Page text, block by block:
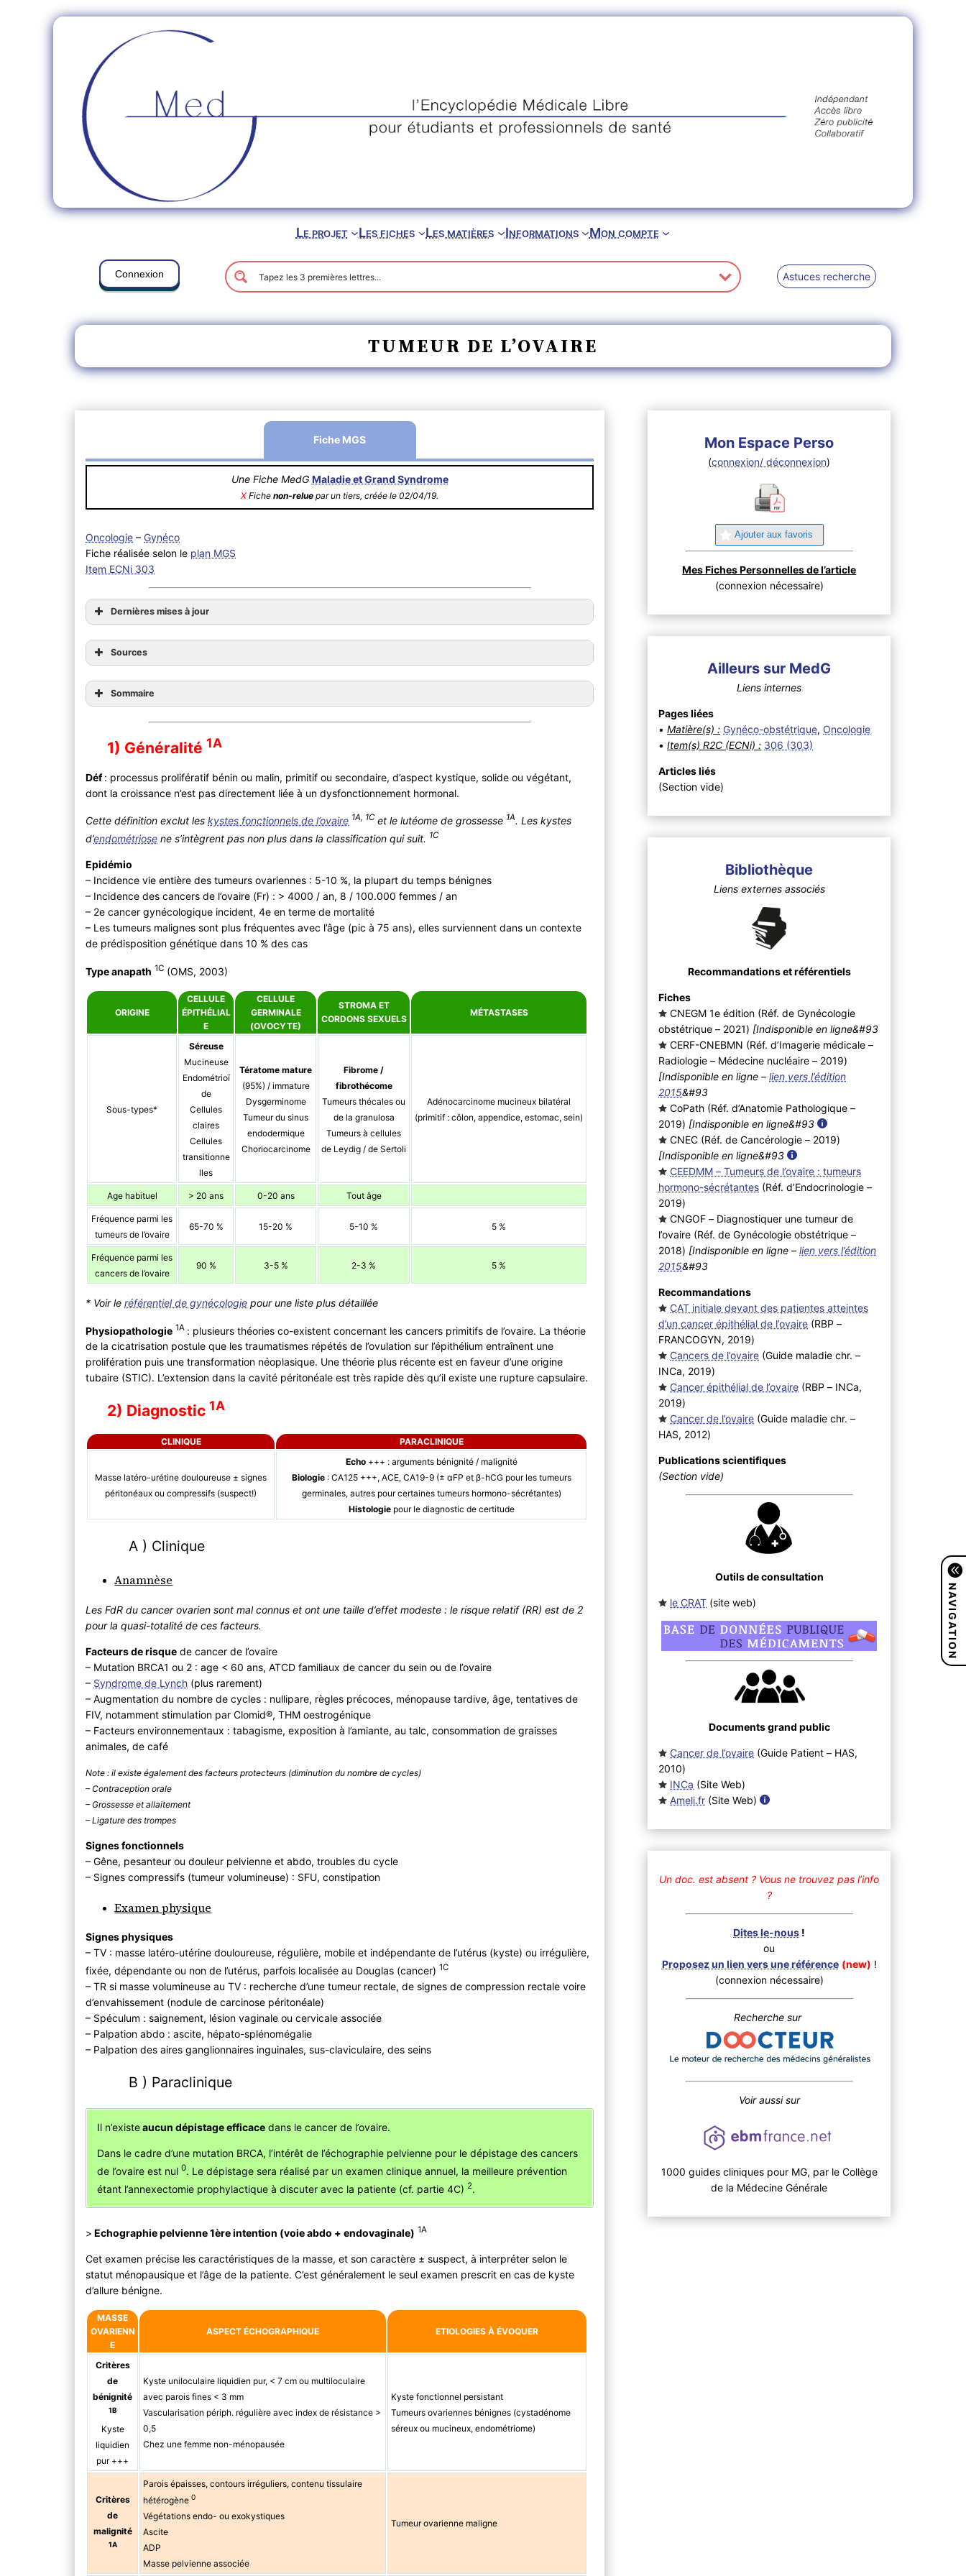
Le projet Les fiches Les matières Informations Mon compte
Connexion Astuces recherche
TUMEUR DE L’OVAIRE
Fiche MGS
Une Fiche MedG Maladie et Grand Syndrome
X Fichenon-relue par un tiers, créée le 02/04/19.
Oncologie – Gynéco
Fiche réalisée selon le plan MGS
Item ECNi 303
Dernières mises à jour
Sources
Sommaire
1) Généralité 1A
Déf: processus prolifératif bénin ou malin, primitif ou secondaire, d’aspect kystique, solide ou végétant,
dont la croissance n’est pas directement liée à un dysfonctionnement hormonal.
Cette définition exclut leskystes fonctionnels de l’ovaire 1A, 1C et le lutéome de grossesse 1A. Les kystes
d’endométriose ne s’intègrent pas non plus dans la classification qui suit. 1C
Epidémio
– Incidence vie entière des tumeurs ovariennes : 5-10 %, la plupart du temps bénignes
– Incidence des cancers de l’ovaire (Fr) : > 4000 / an, 8 / 100.000 femmes / an
– 2e cancer gynécologique incident, 4e en terme de mortalité
– Les tumeurs malignes sont plus fréquentes avec l’âge (pic à 75 ans), elles surviennent dans un contexte
de prédisposition génétique dans 10 % des cas
Type anapath 1C (OMS, 2003)
ORIGINE
CELLULE
ÉPITHÉLIAL
E
CELLULE
GERMINALE
(OVOCYTE)
STROMA ET
CORDONS SEXUELS
MÉTASTASES
Sous-types*
Séreuse
Mucineuse
Endométrioï
de
Cellules
claires
Cellules
transitionne
lles
Tératome mature
(95%) / immature
Dysgerminome
Tumeur du sinus
endodermique
Choriocarcinome
Fibrome /
fibrothécome
Tumeurs thécales ou
de la granulosa
Tumeurs à cellules
de Leydig / de Sertoli
Adénocarcinome mucineux bilatéral
(primitif : côlon, appendice, estomac, sein)
Age habituel > 20 ans 0-20 ans Tout âge
Fréquence parmi les
tumeurs de l’ovaire
65-70 % 15-20 % 5-10 % 5 %
Fréquence parmi les
cancers de l’ovaire
90 % 3-5 % 2-3 % 5 %
* Voir leréférentiel de gynécologie pour une liste plus détaillée
Physiopathologie 1A : plusieurs théories co-existent concernant les cancers primitifs de l’ovaire. La théorie
de la cicatrisation postule que les traumatismes répétés de l’ovulation sur l’épithélium entraînent une
prolifération puis une transformation néoplasique. Une théorie plus récente est en faveur d’une origine
tubaire (STIC). L’extension dans la cavité péritonéale est très rapide dès qu’il existe une rupture capsulaire.
2) Diagnostic 1A
CLINIQUE PARACLINIQUE
Masse latéro-urétine douloureuse ± signes
péritonéaux ou compressifs (suspect!)
Echo+++ : arguments bénignité / malignité
Biologie: CA125 +++, ACE, CA19-9 (± αFP et β-hCG pour les tumeurs
germinales, autres pour certaines tumeurs hormono-sécrétantes)
Histologiepour le diagnostic de certitude
A ) Clinique
Anamnèse
Les FdR du cancer ovarien sont mal connus et ont une taille d’effet modeste : le risque relatif (RR) est de 2
pour la quasi-totalité de ces facteurs.
Facteurs de risque de cancer de l’ovaire
– Mutation BRCA1 ou 2 : age < 60 ans, ATCD familiaux de cancer du sein ou de l’ovaire
– Syndrome de Lynch (plus rarement)
– Augmentation du nombre de cycles : nullipare, règles précoces, ménopause tardive, âge, tentatives de
FIV, notamment stimulation par Clomid®, THM oestrogénique
– Facteurs environnementaux : tabagisme, exposition à l’amiante, au talc, consommation de graisses
animales, de café
Note : il existe également des facteurs protecteurs (diminution du nombre de cycles)
– Contraception orale
– Grossesse et allaitement
– Ligature des trompes
Signes fonctionnels
– Gêne, pesanteur ou douleur pelvienne et abdo, troubles du cycle
– Signes compressifs (tumeur volumineuse) : SFU, constipation
Examen physique
Signes physiques
– TV : masse latéro-utérine douloureuse, régulière, mobile et indépendante de l’utérus (kyste) ou irrégulière,
fixée, dépendante ou non de l’utérus, parfois localisée au Douglas (cancer) 1C
– TR si masse volumineuse au TV : recherche d’une tumeur rectale, de signes de compression rectale voire
d’envahissement (nodule de carcinose péritonéale)
– Spéculum : saignement, lésion vaginale ou cervicale associée
– Palpation abdo : ascite, hépato-splénomégalie
– Palpation des aires ganglionnaires inguinales, sus-claviculaire, des seins
B ) Paraclinique
Il n’existeaucun dépistage efficace dans le cancer de l’ovaire.
Dans le cadre d’une mutation BRCA, l’intérêt de l’échographie pelvienne pour le dépistage des cancers
de l’ovaire est nul0. Le dépistage sera réalisé par un examen clinique annuel, la meilleure prévention
étant l’annexectomie prophylactique à discuter avec la patiente (cf. partie 4C)2
> Echographie pelvienne 1ère intention (voie abdo + endovaginale) 1A
Cet examen précise les caractéristiques de la masse, et son caractère ± suspect, à interpréter selon le
statut ménopausique et l’âge de la patiente. C’est généralement le seul examen prescrit en cas de kyste
d’allure bénigne.
MASSE
OVARIENN
E
ASPECT ÉCHOGRAPHIQUE ETIOLOGIES À ÉVOQUER
Critères
de
bénignité
1B
Kyste
liquidien
pur +++
Kyste uniloculaire liquidien pur, < 7 cm ou multiloculaire
avec parois fines < 3 mm
Vascularisation périph. régulière avec index de résistance >
0,5
Chez une femme non-ménopausée
Kyste fonctionnel persistant
Tumeurs ovariennes bénignes (cystadénome
séreux ou mucineux, endométriome)
Critères
de
malignité
1A
Parois épaisses, contours irréguliers, contenu tissulaire
hétérogène 0
Végétations endo- ou exokystiques
Ascite
ADP
Masse pelvienne associée
Tumeur ovarienne maligne
Mon Espace Perso
(connexion/ déconnexion)
Ajouter aux favoris
Mes Fiches Personnelles de l’article
(connexion nécessaire)
Ailleurs sur MedG
Liens internes
Pages liées
•Matière(s) : Gynéco-obstétrique, Oncologie
•Item(s) R2C (ECNi) : 306 (303)
Articles liés
(Section vide)
Bibliothèque
Liens externes associés
Recommandations et référentiels
Fiches
CNEGM 1e édition (Réf. de Gynécologie
obstétrique – 2021) [Indisponible en ligne&#93
CERF-CNEBMN (Réf. d’Imagerie médicale –
Radiologie – Médecine nucléaire – 2019)
[Indisponible en ligne –lien vers l’édition
2015&#93
CoPath (Réf. d’Anatomie Pathologique –
2019) [Indisponible en ligne&#93
CNEC (Réf. de Cancérologie – 2019)
[Indisponible en ligne&#93
CEEDMM – Tumeurs de l’ovaire : tumeurs
hormono-sécrétantes (Réf. d’Endocrinologie –
2019)
CNGOF – Diagnostiquer une tumeur de
l’ovaire (Réf. de Gynécologie obstétrique –
2018) [Indisponible en ligne –lien vers l’édition
2015&#93
Recommandations
CAT initiale devant des patientes atteintes
d’un cancer épithélial de l’ovaire (RBP –
FRANCOGYN, 2019)
Cancers de l’ovaire (Guide maladie chr. –
INCa, 2019)
Cancer épithélial de l’ovaire (RBP – INCa,
2019)
Cancer de l’ovaire (Guide maladie chr. –
HAS, 2012)
Publications scientifiques
(Section vide)
Outils de consultation
le CRAT (site web)
Documents grand public
Cancer de l’ovaire (Guide Patient – HAS,
2010)
INCa (Site Web)
Ameli.fr (Site Web)
Un doc. est absent ? Vous ne trouvez pas l’info
?
Dites le-nous !
ou
Proposez un lien vers une référence (new) !
(connexion nécessaire)
Recherche sur
Voir aussi sur
1000 guides cliniques pour MG, par le Collège
de la Médecine Générale
NAVIGATION